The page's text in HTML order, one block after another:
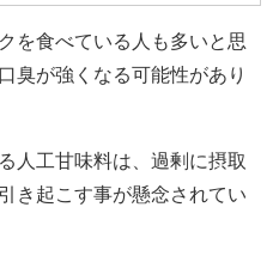
を食べている人も多いと思
臭が強くなる可能性があり
人工甘味料は、過剰に摂取
き起こす事が懸念されてい